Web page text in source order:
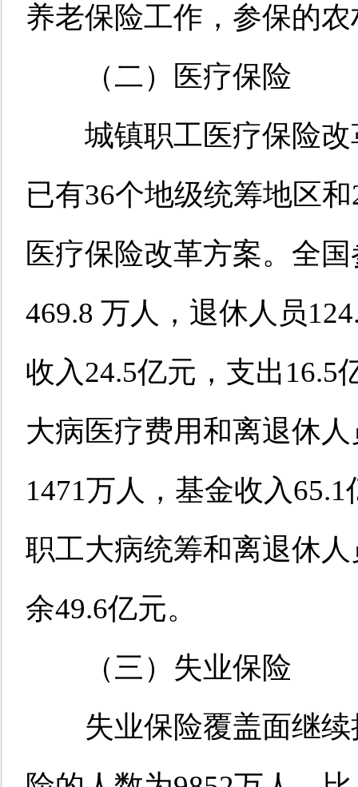
养老保险工作，参保的
（二）医疗保险
城镇职工医疗保险改
已有36个地级统筹地区
医疗保险改革方案。全
469.8 万人，退休人员
收入24.5亿元，支出16.5
大病医疗费用和离退休
1471万人，基金收入
职工大病统筹和离退休
余49.6亿元。
（三）失业保险
失业保险覆盖面继续